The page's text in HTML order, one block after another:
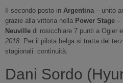
Il secondo posto in Argentina – unito
grazie alla vittoria nella Power Stage –
Neuville di rosicchiare 7 punti a Ogier
2018. Per il pilota belga si tratta del
stagionali: continuità.
Dani Sordo